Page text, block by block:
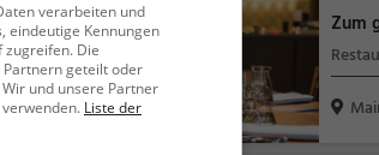
Irish
Pub, Irisc
Zum
verarbeiten und
eindeutige Kennungen
zugreifen. Die
geteilt oder
und unsere Partner
Liste der